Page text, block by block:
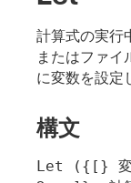
計算式の実行
またはファイ
に変数を設定
構文
Let ({[} 変